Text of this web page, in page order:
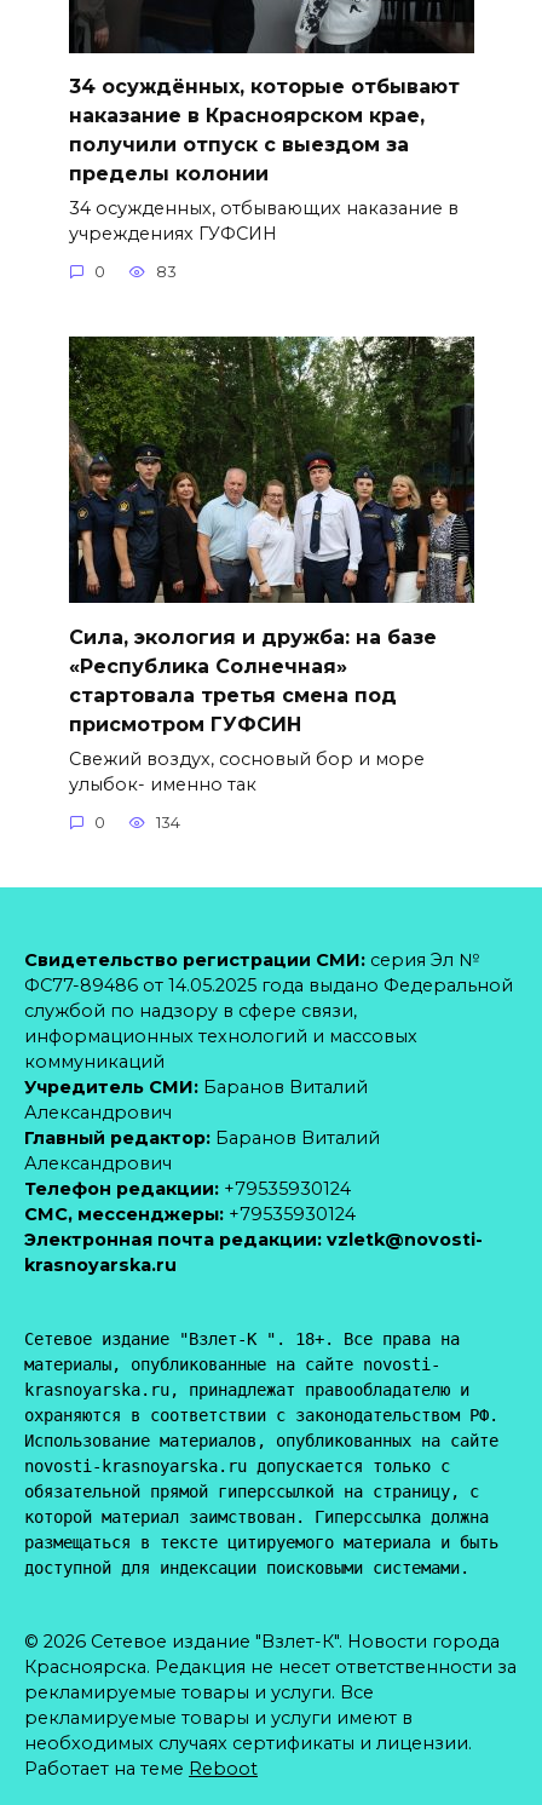
34 осуждённых, которые отбывают
наказание в Красноярском крае,
получили отпуск с выездом за
пределы колонии
34 осужденных, отбывающих наказание в
учреждениях ГУФСИН
0 83
Сила, экология и дружба: на базе
«Республика Солнечная»
стартовала третья смена под
присмотром ГУФСИН
Свежий воздух, сосновый бор и море
улыбок- именно так
0 134
Свидетельство регистрации СМИ: серия Эл №
ФС77-89486 от 14.05.2025 года выдано Федеральной
службой по надзору в сфере связи,
информационных технологий и массовых
коммуникаций
Учредитель СМИ: Баранов Виталий
Александрович
Главный редактор: Баранов Виталий
Александрович
Телефон редакции: +79535930124
CМС, мессенджеры: +79535930124
Электронная почта редакции: vzletk@novosti-
krasnoyarska.ru
Сетевое издание "Взлет-К ". 18+. Все права на
материалы, опубликованные на сайте novosti-
krasnoyarska.ru, принадлежат правообладателю и
охраняются в соответствии с законодательством РФ.
Использование материалов, опубликованных на сайте
novosti-krasnoyarska.ru допускается только с
обязательной прямой гиперссылкой на страницу, с
которой материал заимствован. Гиперссылка должна
размещаться в тексте цитируемого материала и быть
доступной для индексации поисковыми системами.
© 2026 Сетевое издание "Взлет-К". Новости города
Красноярска. Редакция не несет ответственности за
рекламируемые товары и услуги. Все
рекламируемые товары и услуги имеют в
необходимых случаях сертификаты и лицензии.
Работает на теме Reboot